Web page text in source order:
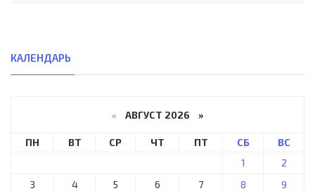
КАЛЕНДАРЬ
« АВГУСТ 2026 »
ПН ВТ СР ЧТ ПТ СБ
ВС
1
2
3
4 5 6 7 8
9